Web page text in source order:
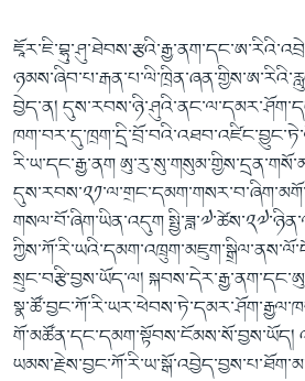
བྱེད་ན།
རི་ཡ་དང་རྒྱ་ནག
གསལ་བོ་ཞིག་ཡིན་འདུག
སྲུང་བརྩི་བྱས་ཡོད་ལ།
གོ་མཚོན་དང་དམག་སྟོབས་ངོམས་སོ་བྱས་ཡོད།